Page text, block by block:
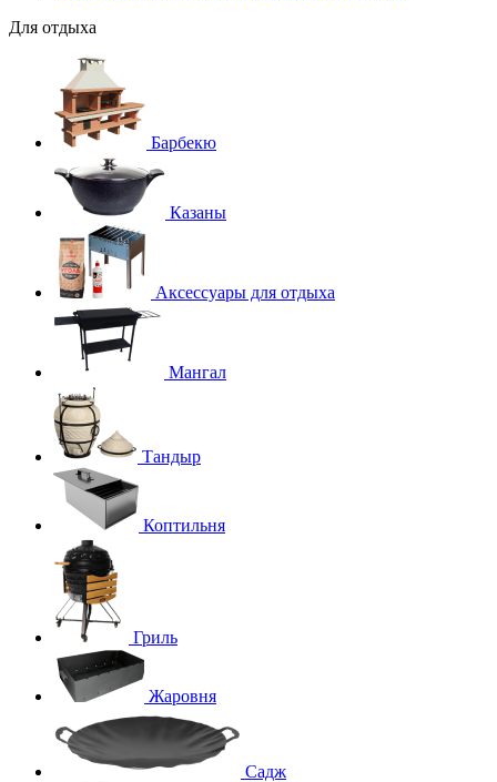
Для отдыха
Барбекю
Казаны
Аксессуары для отдыха
Мангал
Тандыр
Коптильня
Гриль
Жаровня
Садж